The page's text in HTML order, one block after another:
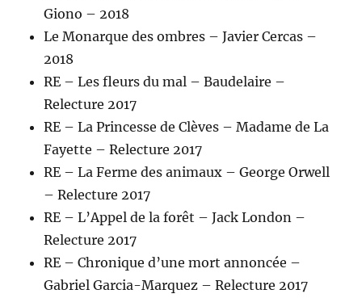
Giono – 2018
Le Monarque des ombres – Javier Cercas –
2018
RE – Les fleurs du mal – Baudelaire –
Relecture 2017
RE – La Princesse de Clèves – Madame de La
Fayette – Relecture 2017
RE – La Ferme des animaux – George Orwell
– Relecture 2017
RE – L’Appel de la forêt – Jack London –
Relecture 2017
RE – Chronique d’une mort annoncée –
Gabriel Garcia-Marquez – Relecture 2017